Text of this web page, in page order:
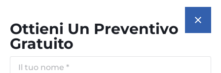
Ottieni Un Preventivo
Gratuito